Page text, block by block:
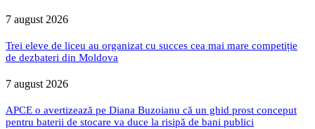
7 august 2026
Trei eleve de liceu au organizat cu succes cea mai mare competiție
de dezbateri din Moldova
7 august 2026
APCE o avertizează pe Diana Buzoianu că un ghid prost conceput
pentru baterii de stocare va duce la risipă de bani publici